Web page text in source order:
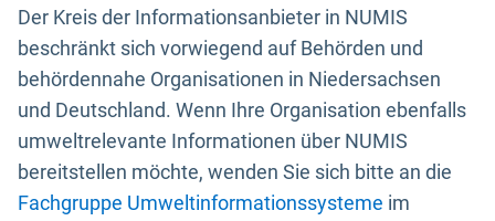
Der Kreis der Informationsanbieter in NUMIS
beschränkt sich vorwiegend auf Behörden und
behördennahe Organisationen in Niedersachsen
und Deutschland. Wenn Ihre Organisation ebenfalls
umweltrelevante Informationen über NUMIS
bereitstellen möchte, wenden Sie sich bitte an die
Fachgruppe Umweltinformationssysteme im